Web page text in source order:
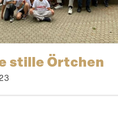
stille Örtchen